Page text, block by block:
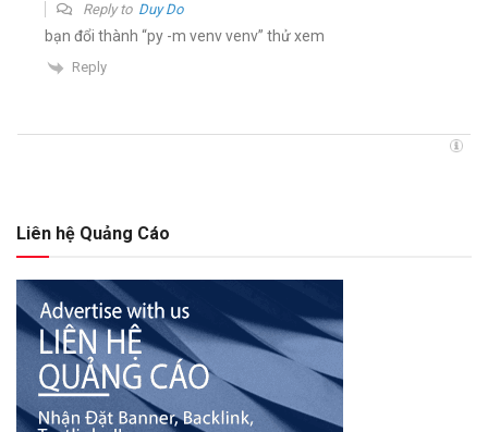
Reply to Duy Do
bạn đổi thành “py -m venv venv” thử xem
Reply
Liên hệ Quảng Cáo